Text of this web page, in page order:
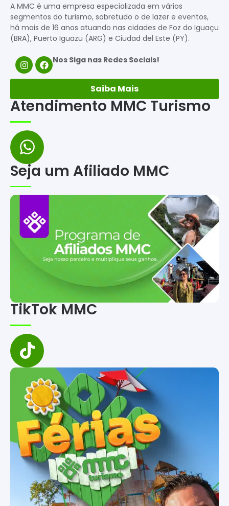
A MMC é uma empresa especializada em vários
segmentos do turismo, sobretudo o de lazer e eventos,
há mais de 16 anos atuando nas cidades de Foz do Iguaçu
(BRA), Puerto Iguazu (ARG) e Ciudad del Este (PY).
Nos Siga nas Redes Sociais!
Saiba Mais
Atendimento MMC Turismo
Seja um Afiliado MMC
TikTok MMC